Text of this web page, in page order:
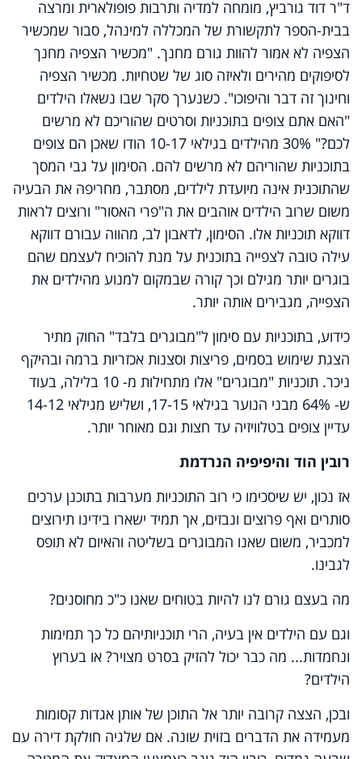
ד"ר דוד גורביץ, מומחה למדיה ותרבות פופולארית ומרצה
בבית-הספר לתקשורת של המכללה למינהל, סבור שמכשיר
הצפיה לא אמור להוות גורם מחנך. "מכשיר הצפיה מחנך
לסיפוקים מהירים ולאיזה סוג של שטחיות. מכשיר הצפיה
וחינוך זה דבר והיפוכו". כשנערך סקר שבו נשאלו הילדים
"האם אתם צופים בתוכניות וסרטים שהוריכם לא מרשים
לכם?" 30% מהילדים בגילאי 10-17 הודו שאכן הם צופים
בתוכניות שהוריהם לא מרשים להם. הסימון על גבי המסך
שהתוכנית אינה מיועדת לילדים, מסתבר, מחריפה את הבעיה
משום שרוב הילדים אוהבים את ה"פרי האסור" ורוצים לראות
דווקא תוכניות אלו. הסימון, לדאבון לב, מהווה עבורם דווקא
עילה טובה לצפייה בתוכנית על מנת להוכיח לעצמם שהם
בוגרים יותר מגילם וכך קורה שבמקום למנוע מהילדים את
הצפייה, מגבירים אותה יותר.
כידוע, בתוכניות עם סימון ל"מבוגרים בלבד" החוק מתיר
הצגת שימוש בסמים, פריצות וסצנות אכזריות ברמה ובהיקף
ניכר. תוכניות "מבוגרים" אלו מתחילות מ- 10 בלילה, בעוד
ש- 64% מבני הנוער בגילאי 17-15, ושליש מגילאי 14-12
עדיין צופים בטלוויזיה עד חצות וגם מאוחר יותר.
רובין הוד והיפיפיה הנרדמת
אז נכון, יש שיסכימו כי רוב התוכניות מערבות בתוכנן ערכים
סותרים ואף פרוצים ונבזים, אך תמיד ישארו בידינו תירוצים
למכביר, משום שאנו המבוגרים בשליטה והאיום לא תופס
לגבינו.
מה בעצם גורם לנו להיות בטוחים שאנו כ"כ מחוסנים?
וגם עם הילדים אין בעיה, הרי תוכניותיהם כל כך תמימות
ונחמדות... מה כבר יכול להזיק בסרט מצויר? או בערוץ
הילדים?
ובכן, הצצה קרובה יותר אל התוכן של אותן אגדות קסומות
מעמידה את הדברים בזוית שונה. אם שלגיה חולקת דירה עם